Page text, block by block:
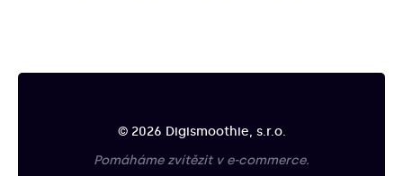
© 2026 Digismoothie, s.r.o.
Pomáháme zvítězit v e-commerce.